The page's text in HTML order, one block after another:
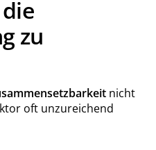
zu
nicht
oft unzureichend